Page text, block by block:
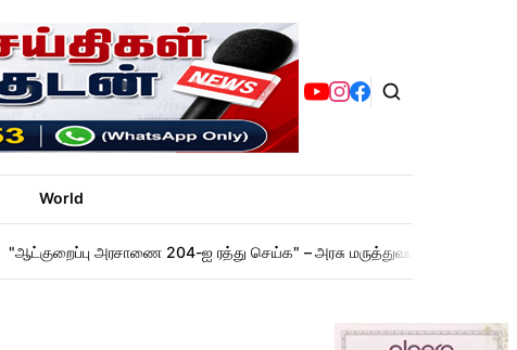
World
"ஆட்குறைப்பு அரசாணை 204-ஐ ரத்து செய்க" – அரசு மருத்துவமனையில்